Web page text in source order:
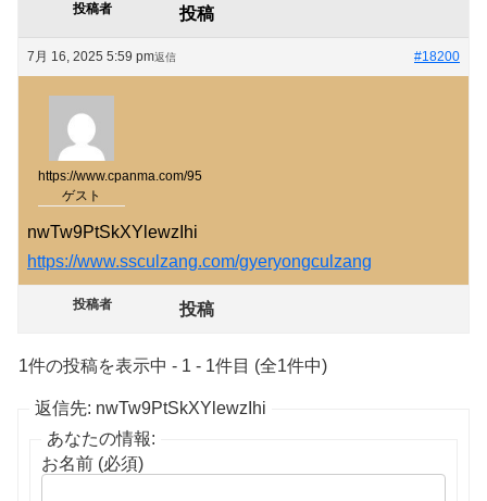
投稿者 投稿
7月 16, 2025 5:59 pm #18200
返信
https://www.cpanma.com/95
ゲスト
nwTw9PtSkXYlewzIhi
https://www.ssculzang.com/gyeryongculzang
投稿者 投稿
1件の投稿を表示中 - 1 - 1件目 (全1件中)
返信先: nwTw9PtSkXYlewzIhi
あなたの情報:
お名前 (必須)